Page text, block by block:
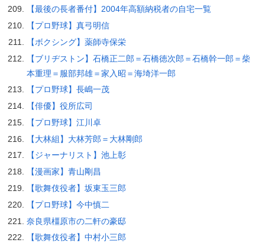
【最後の長者番付】2004年高額納税者の自宅一覧
【プロ野球】真弓明信
【ボクシング】薬師寺保栄
【ブリヂストン】石橋正二郎＝石橋徳次郎＝石橋幹一郎＝柴
本重理＝服部邦雄＝家入昭＝海埼洋一郎
【プロ野球】長嶋一茂
【俳優】役所広司
【プロ野球】江川卓
【大林組】大林芳郎＝大林剛郎
【ジャーナリスト】池上彰
【漫画家】青山剛昌
【歌舞伎役者】坂東玉三郎
【プロ野球】今中慎二
奈良県橿原市の二軒の豪邸
【歌舞伎役者】中村小三郎